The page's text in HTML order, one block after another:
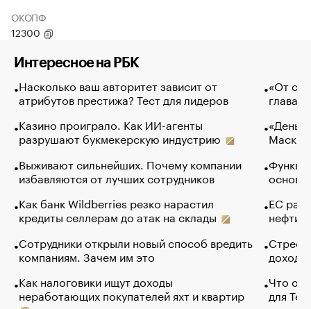
ОКОПФ
12300
Интересное на РБК
Насколько ваш авторитет зависит от
атрибутов престижа? Тест для лидеров
Казино проиграло. Как ИИ-агенты
разрушают букмекерскую индустрию
Выживают сильнейших. Почему компании
избавляются от лучших сотрудников
Как банк Wildberries резко нарастил
кредиты селлерам до атак на склады
Сотрудники открыли новый способ вредить
компаниям. Зачем им это
Как налоговики ищут доходы
неработающих покупателей яхт и квартир
«От
глава
Маск в
основ
ЕС
нефти
Что
для